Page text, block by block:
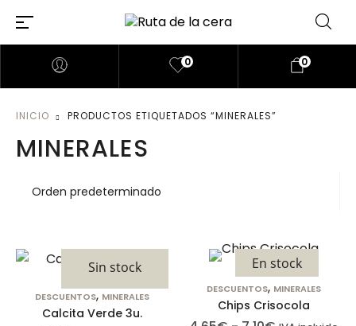
0 0
INICIO PRODUCTOS ETIQUETADOS “MINERALES”
MINERALES
Sin stock
DESCUENTOS, MINERALES
Calcita Verde 3u.
En stock
DESCUENTOS, MINERALES
Chips Crisocola